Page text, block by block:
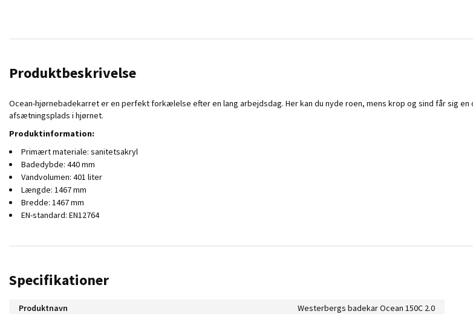
Produktbeskrivelse
Ocean-hjørnebadekarret er en perfekt forkælelse efter en lang arbejdsdag. Her kan du nyde roen, mens krop og sind får sig
afsætningsplads i hjørnet.
Produktinformation:
Primært materiale: sanitetsakryl
Badedybde: 440 mm
Vandvolumen: 401 liter
Længde: 1467 mm
Bredde: 1467 mm
EN-standard: EN12764
Specifikationer
Produktnavn
Westerbergs badekar Ocean 150C 2.0